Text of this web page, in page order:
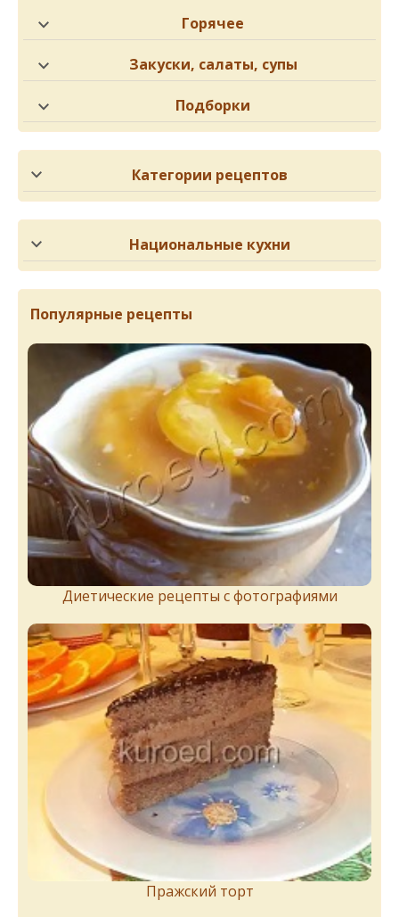
Горячее
Закуски, салаты, супы
Подборки
Категории рецептов
Национальные кухни
Популярные рецепты
Диетические рецепты с фотографиями
Пражский торт